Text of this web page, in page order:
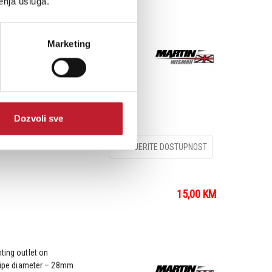
Marketing
Dozvoli sve
lighting stand with
to mount up to 4
magnesium base
PROVJERITE DOSTUPNOST
15,00 KM
outlet on
diameter – 28mm